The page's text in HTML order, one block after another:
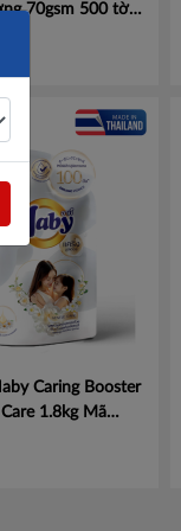
70gsm 500 tờ/
Caring Booster
1.8kg Mã